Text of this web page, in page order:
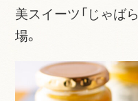
美スイーツ「じゃば
場。